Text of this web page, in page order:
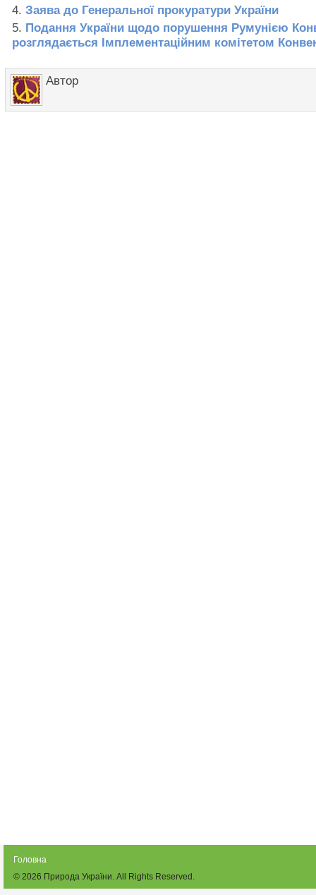
Заява до Генеральної прокуратури України
Подання України щодо порушення Румунією
розглядається Імплементаційним комітетом
Автор
Головна
© 2026 Природа України. All Rights Reserved.